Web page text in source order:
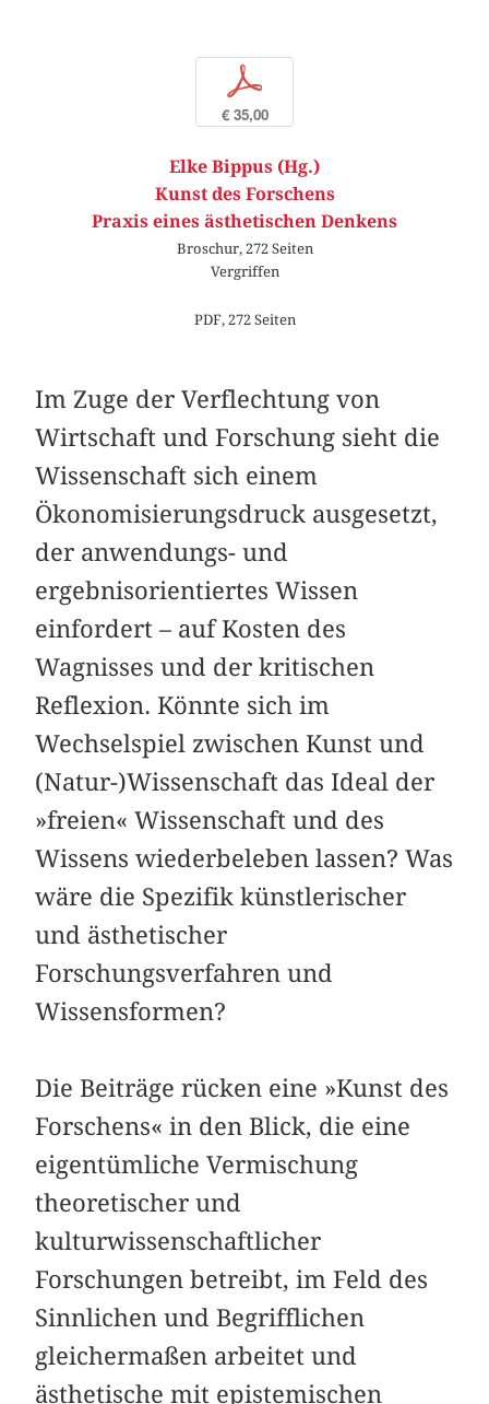
p
€ 35,00
Elke Bippus (Hg.)
Kunst des Forschens
Praxis eines ästhetischen Denkens
Broschur, 272 Seiten
Vergriffen
PDF, 272 Seiten
Im Zuge der Verflechtung von
Wirtschaft und Forschung sieht die
Wissenschaft sich einem
Ökonomisierungsdruck ausgesetzt,
der anwendungs- und
ergebnisorientiertes Wissen
einfordert – auf Kosten des
Wagnisses und der kritischen
Reflexion. Könnte sich im
Wechselspiel zwischen Kunst und
(Natur-)Wissenschaft das Ideal der
»freien« Wissenschaft und des
Wissens wiederbeleben lassen? Was
wäre die Spezifik künstlerischer
und ästhetischer
Forschungsverfahren und
Wissensformen?
Die Beiträge rücken eine »Kunst des
Forschens« in den Blick, die eine
eigentümliche Vermischung
theoretischer und
kulturwissenschaftlicher
Forschungen betreibt, im Feld des
Sinnlichen und Begrifflichen
gleichermaßen arbeitet und
ästhetische mit epistemischen